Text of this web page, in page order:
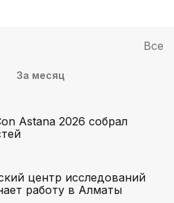
Все
За месяц
Astana 2026 собрал
центр исследований
работу в Алматы